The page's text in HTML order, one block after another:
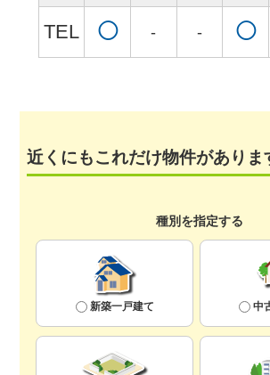
TEL ◯ - - ◯
近くにもこれだけ物件がありま
種別を指定する
新築一戸建て 中